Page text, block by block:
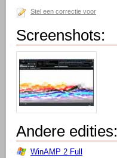
Stel een correctie voor
Screenshots:
Andere edities:
WinAMP 2 Full